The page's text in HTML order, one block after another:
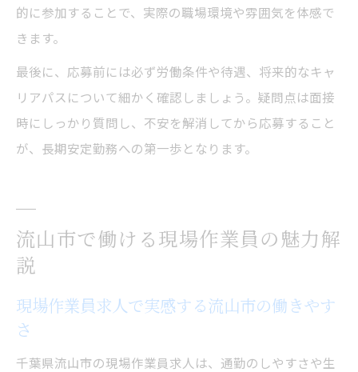
的に参加することで、実際の職場環境や雰囲気を体感で
きます。
最後に、応募前には必ず労働条件や待遇、将来的なキャ
リアパスについて細かく確認しましょう。疑問点は面接
時にしっかり質問し、不安を解消してから応募すること
が、長期安定勤務への第一歩となります。
流山市で働ける現場作業員の魅力解
説
現場作業員求人で実感する流山市の働きやす
さ
千葉県流山市の現場作業員求人は、通勤のしやすさや生